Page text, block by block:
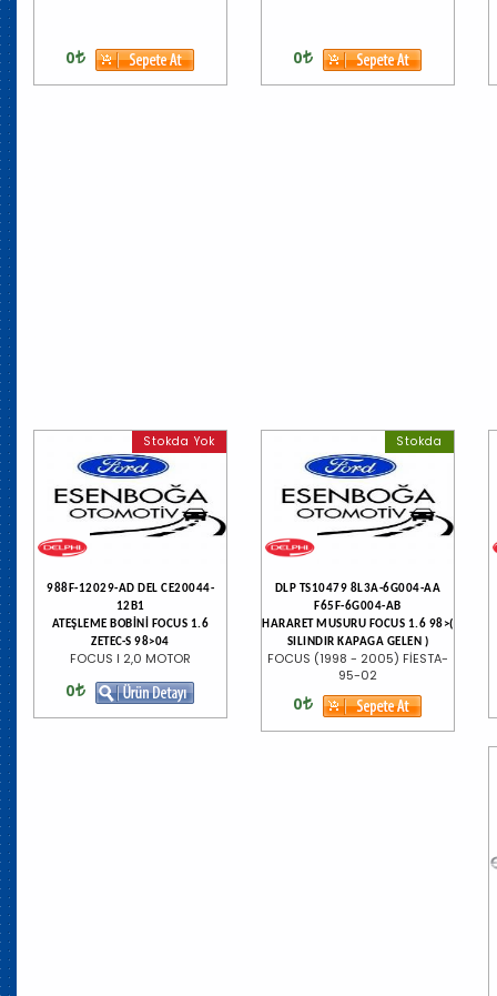
0 0
Stokda Yok
988F-12029-AD DEL CE20044-
12B1
ATEŞLEME BOBİNİ FOCUS 1.6
ZETEC-S 98>04
FOCUS I 2,0 MOTOR
0
Stokda
DLP TS10479 8L3A-6G004-AA
F65F-6G004-AB
HARARET MUSURU FOCUS 1.6 98>(
SILINDIR KAPAGA GELEN )
FOCUS (1998 - 2005) FİESTA-
95-02
0